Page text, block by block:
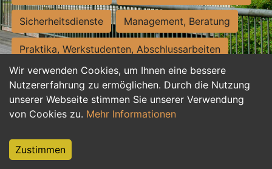
Wir verwenden Cookies, um Ihnen eine bessere
Nutzererfahrung zu ermöglichen. Durch die Nutzung
unserer Webseite stimmen Sie unserer Verwendung
von Cookies zu. Mehr Informationen
Zustimmen
Sicherheitsdienste Management, Beratung
Praktika, Werkstudenten, Abschlussarbeiten
Personalwesen Assistenz, Sekretariat
Hilfskräfte, Aushilfs- und Nebenjobs
Weiterbildung, Studium, duale Ausbildung